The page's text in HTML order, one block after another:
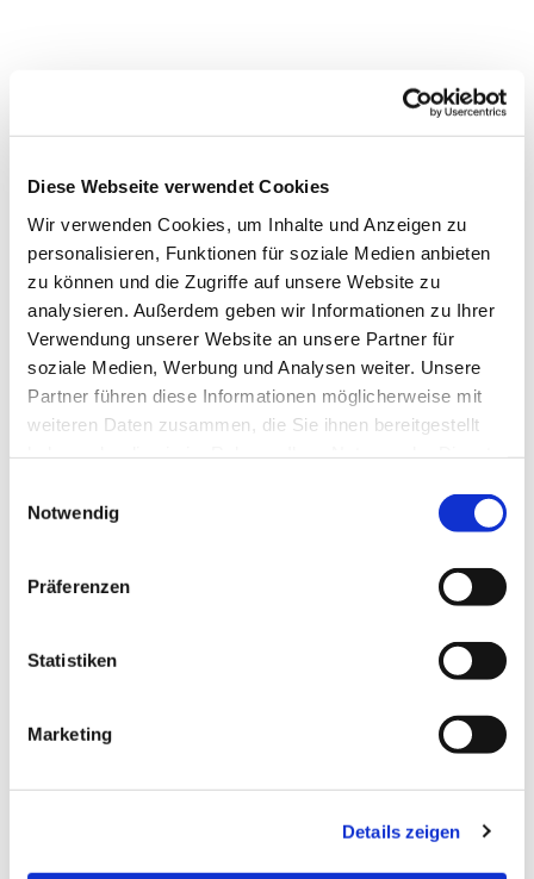
Diese Webseite verwendet Cookies
Wir verwenden Cookies, um Inhalte und Anzeigen zu
personalisieren, Funktionen für soziale Medien anbieten
zu können und die Zugriffe auf unsere Website zu
analysieren. Außerdem geben wir Informationen zu Ihrer
Verwendung unserer Website an unsere Partner für
soziale Medien, Werbung und Analysen weiter. Unsere
Partner führen diese Informationen möglicherweise mit
weiteren Daten zusammen, die Sie ihnen bereitgestellt
Notwendig
Präferenzen
Statistiken
Marketing
Details zeigen
Dies könnte Sie auch
interessieren